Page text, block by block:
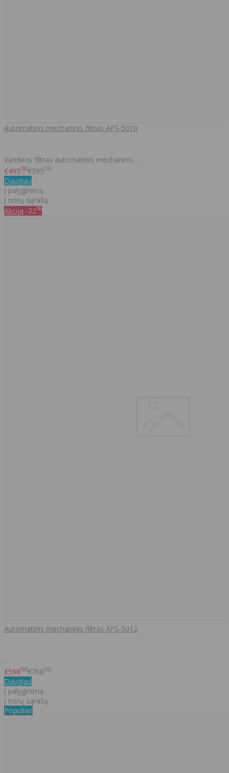
Automatinis mechaninis filtras AFS-5010
Vandens filtras automatinis mechaninis ..
€49500€59500
Daugiau
Į palyginimą
Į norų sąrašą
Akcija -22%
Automatinis mechaninis filtras AFS-5012
..
€59800€76800
Daugiau
Į palyginimą
Į norų sąrašą
Populiari